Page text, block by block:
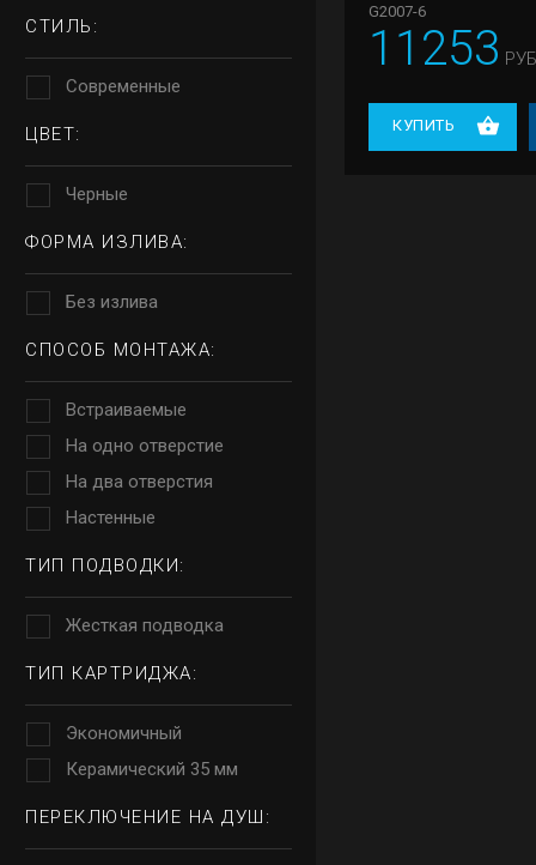
СТИЛЬ:
Современные
ЦВЕТ:
Черные
ФОРМА ИЗЛИВА:
Без излива
СПОСОБ МОНТАЖА:
Встраиваемые
На одно отверстие
На два отверстия
Настенные
ТИП ПОДВОДКИ:
Жесткая подводка
ТИП КАРТРИДЖА:
Экономичный
Керамический 35 мм
ПЕРЕКЛЮЧЕНИЕ НА ДУШ:
G2007-6
11253
КУПИТЬ